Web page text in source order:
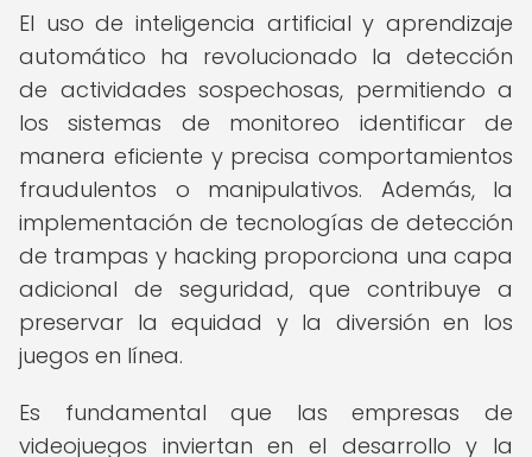
El uso de inteligencia artificial y aprendizaje
automático ha revolucionado la detección
de actividades sospechosas, permitiendo a
los sistemas de monitoreo identificar de
manera eficiente y precisa comportamientos
fraudulentos o manipulativos. Además, la
implementación de tecnologías de detección
de trampas y hacking proporciona una capa
adicional de seguridad, que contribuye a
preservar la equidad y la diversión en los
juegos en línea.
Es fundamental que las empresas de
videojuegos inviertan en el desarrollo y la